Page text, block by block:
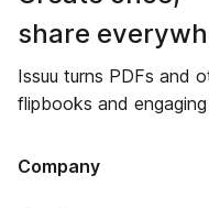
share
Issuu turns PDFs and
flipbooks and
Company